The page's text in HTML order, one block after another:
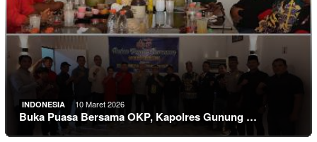
INDONESIA 10 Maret 2026
Buka Puasa Bersama OKP, Kapolres Gunung …